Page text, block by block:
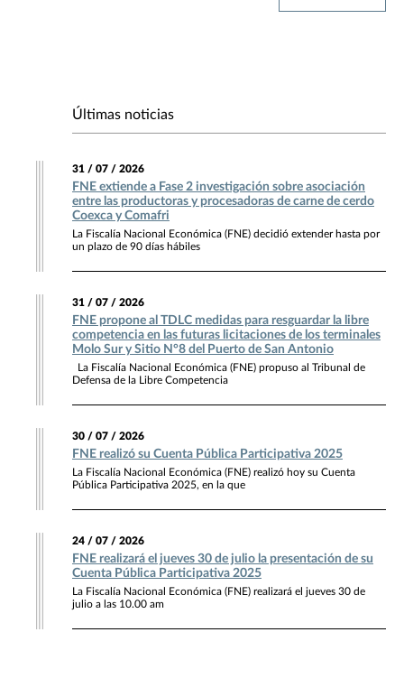
Últimas noticias
31 / 07 / 2026
FNE extiende a Fase 2 investigación sobre asociación
entre las productoras y procesadoras de carne de cerdo
Coexca y Comafri
La Fiscalía Nacional Económica (FNE) decidió extender hasta por
un plazo de 90 días hábiles
31 / 07 / 2026
FNE propone al TDLC medidas para resguardar la libre
competencia en las futuras licitaciones de los terminales
Molo Sur y Sitio N°8 del Puerto de San Antonio
La Fiscalía Nacional Económica (FNE) propuso al Tribunal de
Defensa de la Libre Competencia
30 / 07 / 2026
FNE realizó su Cuenta Pública Participativa 2025
La Fiscalía Nacional Económica (FNE) realizó hoy su Cuenta
Pública Participativa 2025, en la que
24 / 07 / 2026
FNE realizará el jueves 30 de julio la presentación de su
Cuenta Pública Participativa 2025
La Fiscalía Nacional Económica (FNE) realizará el jueves 30 de
julio a las 10.00 am